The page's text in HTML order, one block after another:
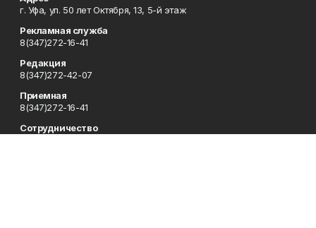
г. Уфа, ул. 50 лет Октября, 13, 5-й этаж
Рекламная служба
8(347)272-16-41
Редакция
8(347)272-42-07
Приемная
8(347)272-16-41
Сотрудничество